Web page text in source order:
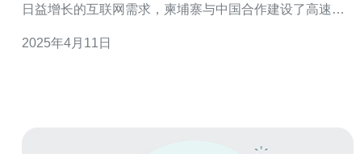
日益增长的互联网需求，柬埔寨与中国合作建设了高速互
之间的一条直接互联网线路，它具有以下重要意义： 加强
2025年4月11日